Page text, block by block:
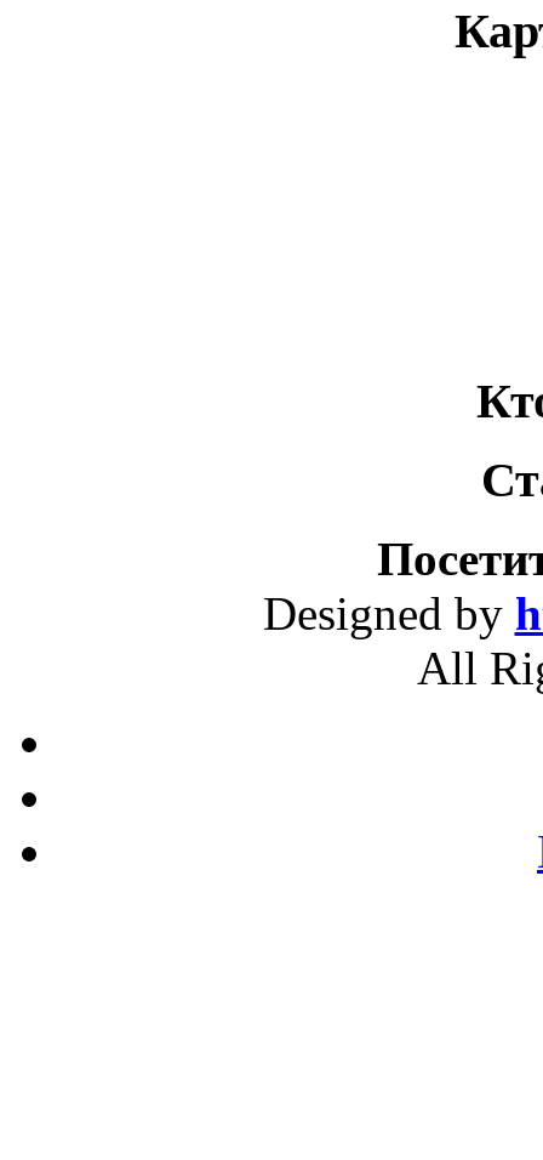
Designed by
All